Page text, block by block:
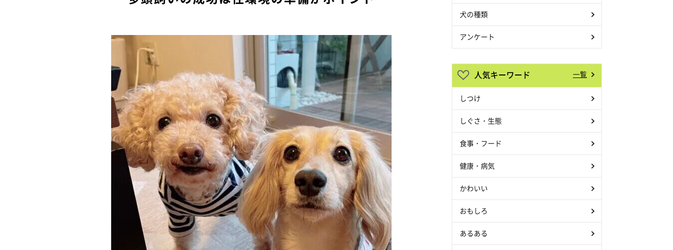
犬の種類
アンケート
人気キーワード 一覧
しつけ
しぐさ・生態
食事・フード
健康・病気
かわいい
おもしろ
あるある